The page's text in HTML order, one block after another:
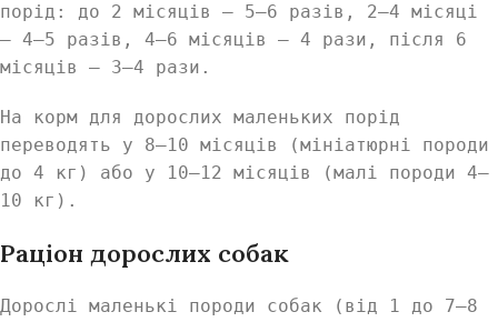
порід: до 2 місяців — 5–6 разів, 2–4 місяці
— 4–5 разів, 4–6 місяців — 4 рази, після 6
місяців — 3–4 рази.
На корм для дорослих маленьких порід
переводять у 8–10 місяців (мініатюрні породи
до 4 кг) або у 10–12 місяців (малі породи 4–
10 кг).
Раціон дорослих собак
Дорослі маленькі породи собак (від 1 до 7–8